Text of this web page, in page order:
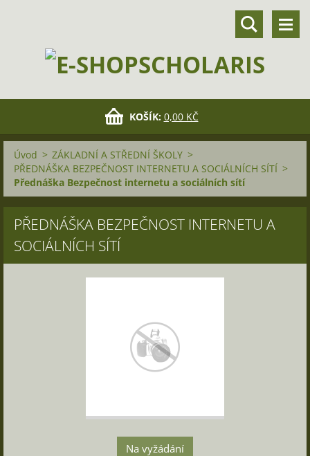
KOŠÍK: 0,00 KČ
Úvod > ZÁKLADNÍ A STŘEDNÍ ŠKOLY >
PŘEDNÁŠKA BEZPEČNOST INTERNETU A SOCIÁLNÍCH SÍTÍ >
Přednáška Bezpečnost internetu a sociálních sítí
PŘEDNÁŠKA BEZPEČNOST INTERNETU A
SOCIÁLNÍCH SÍTÍ
Na vyžádání